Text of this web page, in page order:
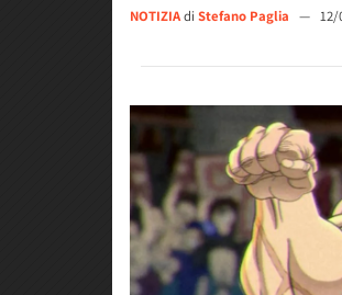
NOTIZIAdi Stefano Paglia — 12/